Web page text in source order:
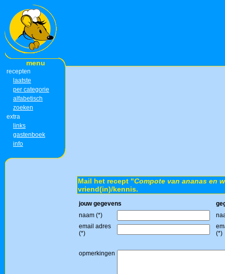
menu
recepten
laatste
per categorie
alfabetisch
zoeken
extra
links
gastenboek
info
Mail het recept "Compote van ananas en
vriend(in)/kennis.
jouw gegevens
naam (*)
email adres
(*)
(*)
opmerkingen